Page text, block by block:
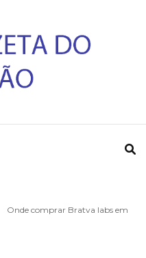
Onde comprar Bratva labs em